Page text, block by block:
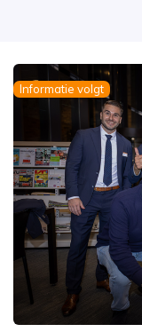
Informatie volgt